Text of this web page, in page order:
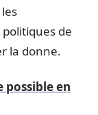
de
la donne.
possible en